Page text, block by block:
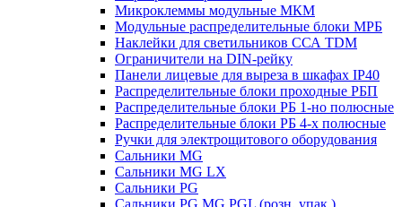
Микроклеммы модульные МКМ
Модульные распределительные блоки МРБ
Наклейки для светильников ССА TDM
Ограничители на DIN-рейку
Панели лицевые для выреза в шкафах IP40
Распределительные блоки проходные РБП
Распределительные блоки РБ 1-но полюсные
Распределительные блоки РБ 4-х полюсные
Ручки для электрощитового оборудования
Сальники MG
Сальники MG LX
Сальники PG
Сальники PG MG PGL (розн. упак.)